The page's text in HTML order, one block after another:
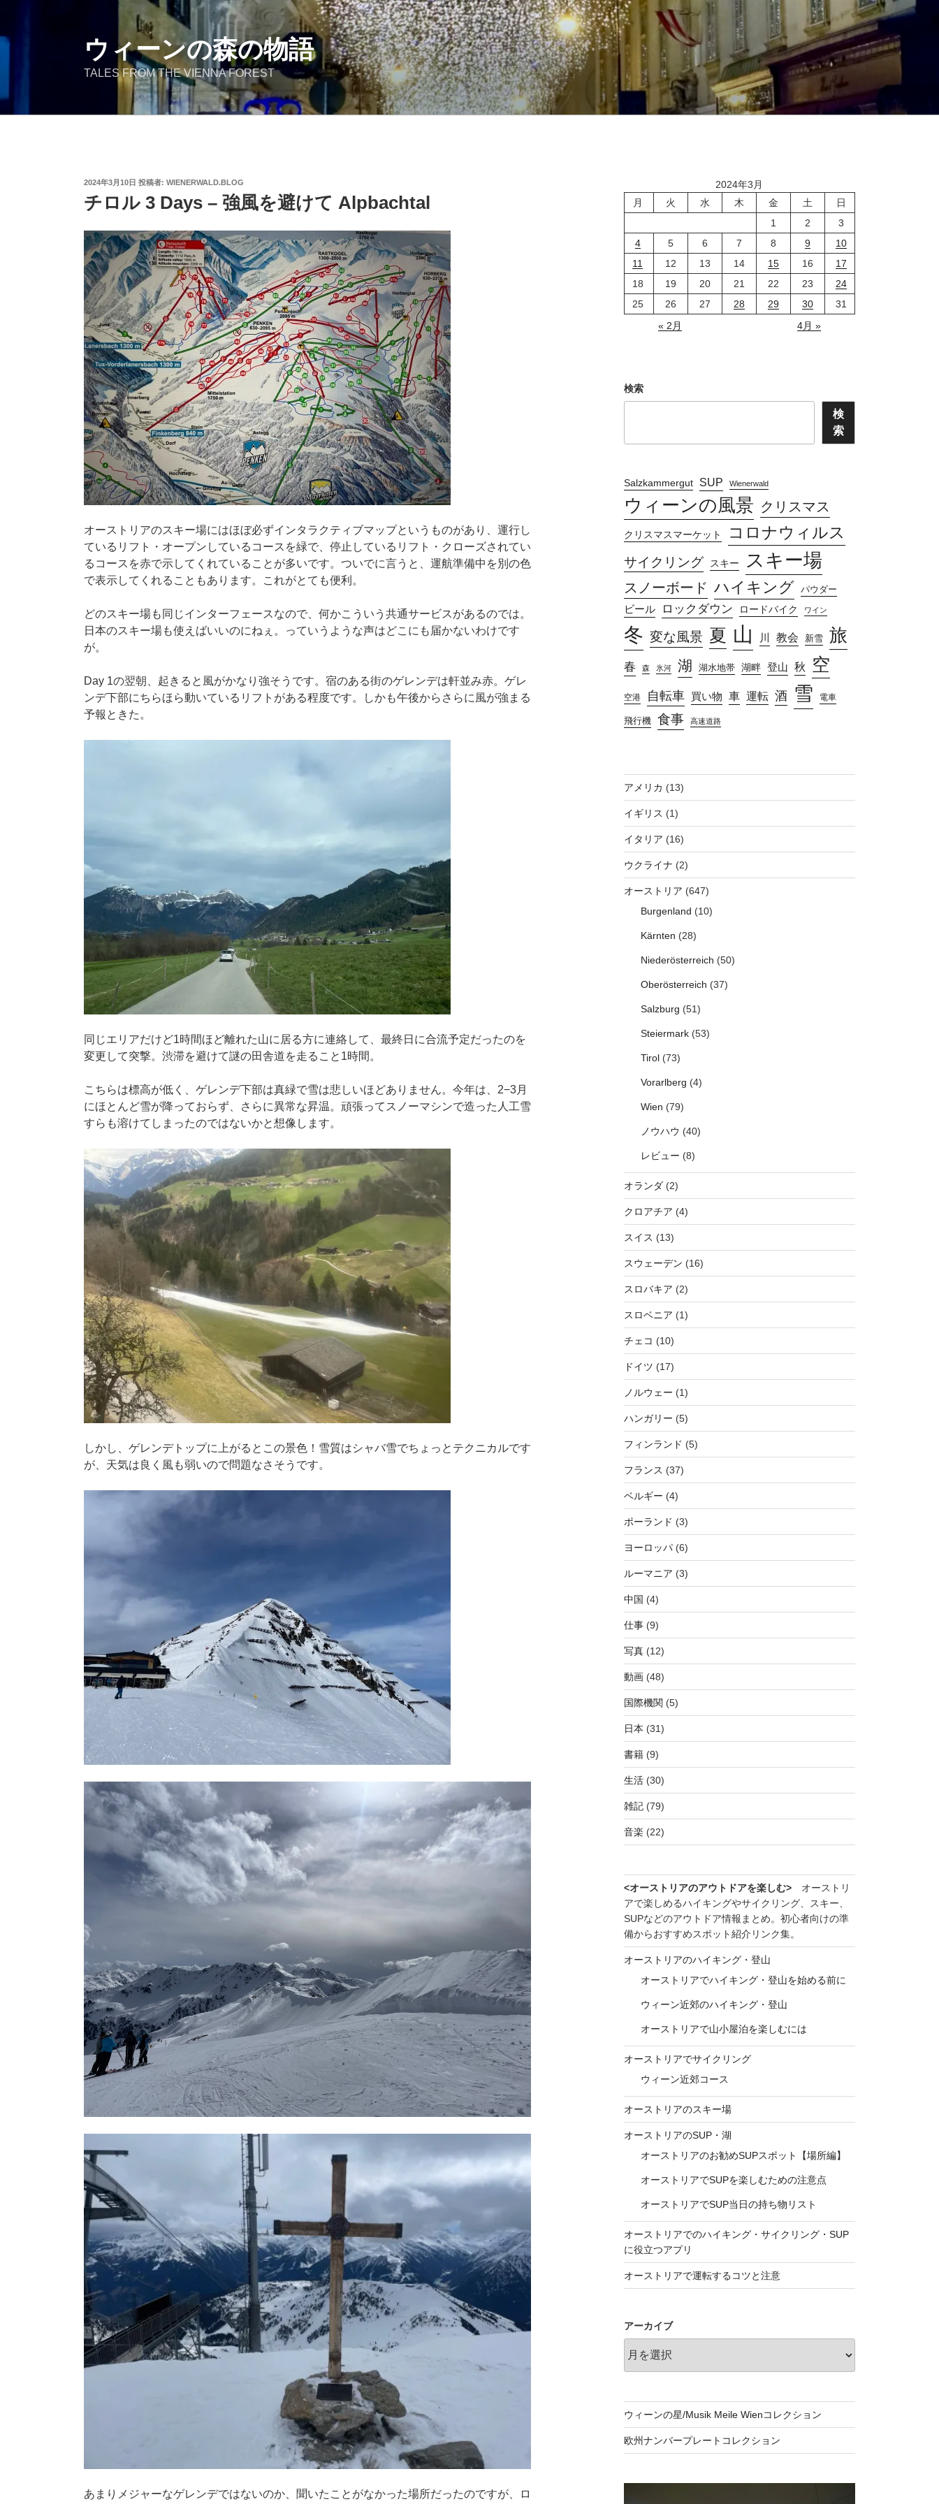
テ
ウィーンの森の物語
TALES FROM THE VIENNA FOREST
投
日:
2024年3月10日 投稿者: WIENERWALD.BLOG
チロル 3 Days – 強風を避けて Alpbachtal
オーストリアのスキー場にはほぼ必ずインタラクティブマップというものがあり、運行し
ているリフト・オープンしているコースを緑で、停止しているリフト・クローズされてい
るコースを赤で示してくれていることが多いです。ついでに言うと、運航準備中を別の色
で表示してくれることもあります。これがとても便利。
どのスキー場も同じインターフェースなので、何かこういう共通サービスがあるのでは。
日本のスキー場も使えばいいのにねぇ。っていうような声はどこにも届かないわけです
が。
Day 1の翌朝、起きると風がかなり強そうです。宿のある街のゲレンデは軒並み赤。ゲレ
ンデ下部にちらほら動いているリフトがある程度です。しかも午後からさらに風が強まる
予報ときた。
同じエリアだけど1時間ほど離れた山に居る方に連絡して、最終日に合流予定だったのを
変更して突撃。渋滞を避けて謎の田舎道を走ること1時間。
こちらは標高が低く、ゲレンデ下部は真緑で雪は悲しいほどありません。今年は、2−3月
にほとんど雪が降っておらず、さらに異常な昇温。頑張ってスノーマシンで造った人工雪
すらも溶けてしまったのではないかと想像します。
しかし、ゲレンデトップに上がるとこの景色！雪質はシャバ雪でちょっとテクニカルです
が、天気は良く風も弱いので問題なさそうです。
あまりメジャーなゲレンデではないのか、聞いたことがなかった場所だったのですが、ロ
2024年3月
月
火 水 木 金 土
日
1
2
3
4
5 6 7 8 9
10
11
12 13 14 15 16
17
18
19 20 21 22 23
24
25
26 27 28 29 30
31
« 2月
4月 »
検索
検
索
Salzkammergut SUP Wienerwald
ウィーンの風景 クリスマス
クリスマスマーケット コロナウィルス
サイクリング スキー スキー場
スノーボード ハイキング パウダー
ビール ロックダウン ロードバイク ワイン
冬 変な風景 夏 山 川 教会 新雪 旅
春 森 氷河 湖 湖水地帯 湖畔 登山 秋 空
空港 自転車 買い物 車 運転 酒 雪 電車
飛行機 食事 高速道路
アメリカ (13)
イギリス (1)
イタリア (16)
ウクライナ (2)
オーストリア (647)
Burgenland (10)
Kärnten (28)
Niederösterreich (50)
Oberösterreich (37)
Salzburg (51)
Steiermark(53)
Tirol(73)
Vorarlberg (4)
Wien (79)
ノウハウ (40)
レビュー (8)
オランダ(2)
クロアチア (4)
スイス (13)
スウェーデン (16)
スロバキア (2)
スロベニア (1)
チェコ (10)
ドイツ (17)
ノルウェー (1)
ハンガリー (5)
フィンランド (5)
フランス (37)
ベルギー (4)
ポーランド (3)
ヨーロッパ(6)
ルーマニア (3)
中国 (4)
仕事(9)
写真(12)
動画(48)
国際機関 (5)
日本 (31)
書籍(9)
生活(30)
雑記(79)
音楽 (22)
<オーストリアのアウトドアを楽しむ>オーストリ
アで楽しめるハイキングやサイクリング、スキー、
SUPなどのアウトドア情報まとめ。初心者向けの準
備からおすすめスポット紹介リンク集。
オーストリアのハイキング・登山
オーストリアでハイキング・登山を始める前に
ウィーン近郊のハイキング・登山
オーストリアで山小屋泊を楽しむには
オーストリアでサイクリング
ウィーン近郊コース
オーストリアのスキー場
オーストリアのSUP・湖
オーストリアのお勧めSUPスポット【場所編】
オーストリアでSUPを楽しむための注意点
オーストリアでSUP当日の持ち物リスト
オーストリアでのハイキング・サイクリング・SUP
に役立つアプリ
オーストリアで運転するコツと注意
アーカイブ
ウィーンの星/Musik Meile Wienコレクション
欧州ナンバープレートコレクション